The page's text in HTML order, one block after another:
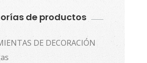
de productos
DE DECORACIÓN